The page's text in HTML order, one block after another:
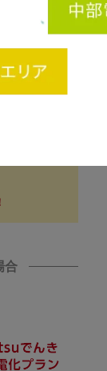
切り替えな
合